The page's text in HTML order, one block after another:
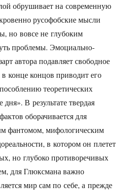
обрушивает на современную
русофобские мысли
но вовсе не глубоким
проблемы. Эмоциально-
автора подавляет свободное
конце концов приводит его
теоретических
В результате твердая
оборачивается для
фантомом, мифологическим
в котором он плетет
но глубоко противоречивых
для Глюксмана важно
мир сам по себе, а прежде